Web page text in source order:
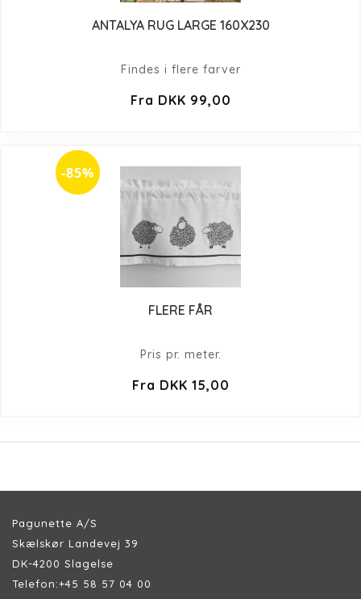
ANTALYA RUG LARGE 160X230
Findes i flere farver
Fra DKK 99,00
-85%
FLERE FÅR
Pris pr. meter.
Fra DKK 15,00
Pagunette A/S
Skælskør Landevej 39
DK-4200 Slagelse
Telefon:+45 58 57 04 00